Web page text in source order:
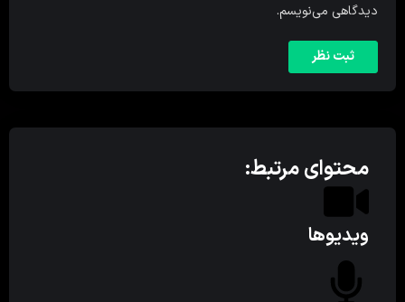
دیدگاهی می‌نویسم.
محتوای مرتبط:
ویدیوها